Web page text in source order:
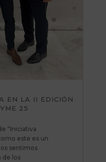
EN LA II EDICIÓN
25
“Iniciativa
este es un
sentimos
de los